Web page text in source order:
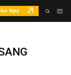
Gọi Ngay